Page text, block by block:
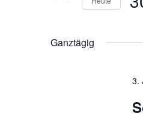
Schlüsselwort.
Ganztägig
3.